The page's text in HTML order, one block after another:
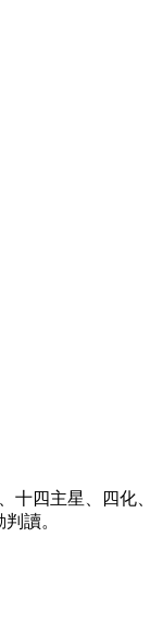
十四主星、四化、
讀。